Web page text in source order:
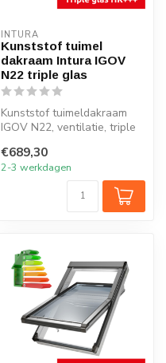
INTURA
Kunststof tuimel
dakraam Intura IGOV
N22 triple glas
Kunststof tuimeldakraam
IGOV N22, ventilatie, triple
€689,30
2-3 werkdagen